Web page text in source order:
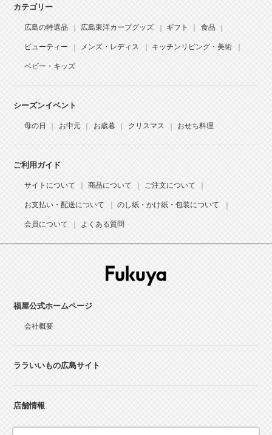
カテゴリー
広島の特選品 広島東洋カープグッズ ギフト 食品
ビューティー メンズ・レディス キッチンリビング・美術
ベビー・キッズ
シーズンイベント
母の日 お中元 お歳暮 クリスマス おせち料理
ご利用ガイド
サイトについて 商品について ご注文について
お支払い・配送について のし紙・かけ紙・包装について
会員について よくある質問
福屋公式ホームページ
会社概要
ララいいもの広島サイト
店舗情報